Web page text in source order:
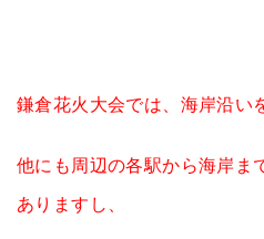
鎌倉花火大会では、海岸沿い
他にも周辺の各駅から海岸ま
ありますし、